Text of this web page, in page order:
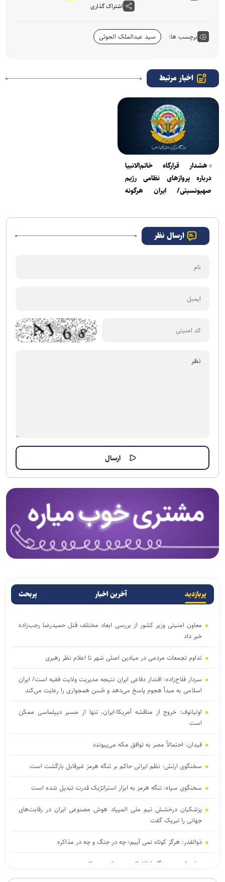
اشتراک گذاری
برچسب ها: سید عبدالملک الحوثی
اخبار مرتبط
هشدار قرارگاه خاتم‌الانبیا
درباره پرواز‌های نظامی رژیم
صهیونسیتی/ ایران هرگونه
نخواهد کرد
ارسال نظر
پربازدید آخرین اخبار پربحث
معاون امنیتی وزیر کشور از بررسی ابعاد مختلف قتل حمیدرضا رجب‌زاده
خبر داد
تداوم تجمعات مردمی در میادین اصلی شهر تا اعلام نظر رهبری
سردار فلاح‌زاده: اقتدار دفاعی ایران نتیجه مدیریت ولایت فقیه است/ ایران
اسلامی به مبدأ هجوم پاسخ می‌دهد و حُسن همجواری را رعایت می‌کند
اولیانوف: خروج از مناقشه آمریکا-ایران، تنها از مسیر دیپلماسی ممکن
است
فیدان: احتمالاً مصر به توافق مکه می‌پیوندد
سخنگوی ارتش: نظم ایرانی حاکم بر تنگه هرمز غیرقابل بازگشت است
سخنگوی سپاه: تنگه هرمز به ابزار استراتژیک قدرت تبدیل شده است
پزشکیان درخشش تیم ملی المپیاد هوش مصنوعی ایران در رقابت‌های
جهانی را تبریک گفت
ذوالقدر: هرگز کوتاه نمی آییم؛ چه در جنگ و چه در مذاکره
سفر رئیس دستگاه اطلاعاتی عربستان به عراق